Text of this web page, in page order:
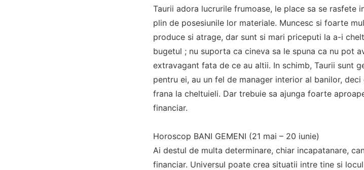
Taurii adora lucrurile frumoase, le place sa se
plin de posesiunile lor materiale. Muncesc si foarte
produce si atrage, dar sunt si mari priceputi la a-i
bugetul ; nu suporta ca cineva sa le spuna ca nu pot
extravagant fata de ce au altii. In schimb, Taurii sunt
pentru ei, au un fel de manager interior al banilor,
frana la cheltuieli. Dar trebuie sa ajunga foarte
financiar.
Horoscop BANI GEMENI (21 mai – 20 iunie)
Ai destul de multa determinare, chiar incapatanare,
financiar. Universul poate crea situatii intre tine si